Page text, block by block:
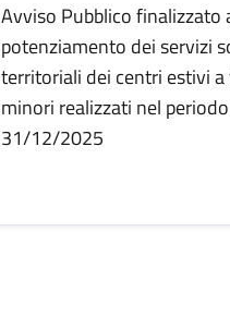
Avviso Pubblico finalizzato
potenziamento dei servizi
territoriali dei centri estivi
minori realizzati nel
31/12/2025